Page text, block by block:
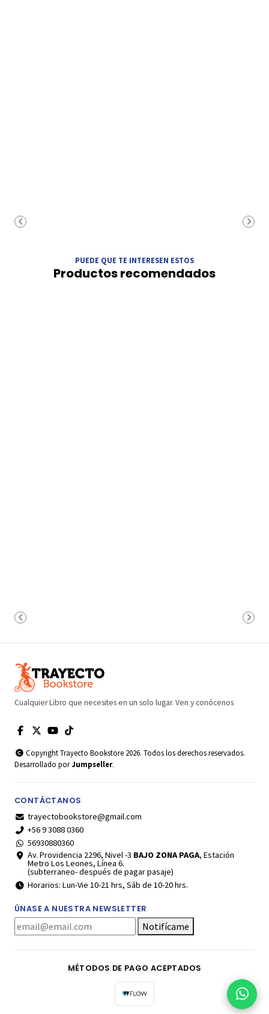
PUEDE QUE TE INTERESEN ESTOS
Productos recomendados
Cualquier Libro que necesites en un solo lugar. Ven y conócenos
Copyright Trayecto Bookstore 2026. Todos los derechos reservados.
Desarrollado porJumpseller.
CONTÁCTANOS
trayectobookstore@gmail.com
+56 9 3088 0360
56930880360
Av. Providencia 2296, Nivel -3 BAJO ZONA PAGA, Estación
Metro Los Leones, Línea 6.
(subterraneo- después de pagar pasaje)
Horarios: Lun-Vie 10-21 hrs, Sáb de 10-20 hrs.
ÚNASE A NUESTRA NEWSLETTER
Notifícame
MÉTODOS DE PAGO ACEPTADOS